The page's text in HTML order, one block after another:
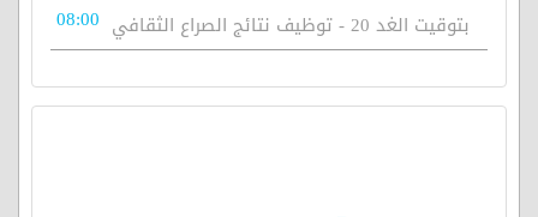
بتوقيت الغد 20 - توظيف نتائج الصراع الثقافي 08:00